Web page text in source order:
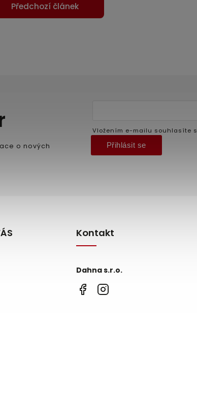
Předchozí článek
o nových
Vložením e-mailu souhlasíte s
Přihlásit se
Kontakt
Dahna s.r.o.